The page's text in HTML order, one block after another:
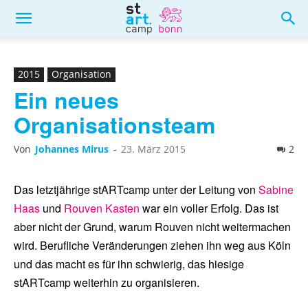
2015 Organisation
Ein neues
Organisationsteam
Von Johannes Mirus - 23. März 2015 2
Das letztjährige stARTcamp unter der Leitung von Sabine
Haas und Rouven Kasten war ein voller Erfolg. Das ist
aber nicht der Grund, warum Rouven nicht weitermachen
wird. Berufliche Veränderungen ziehen ihn weg aus Köln
und das macht es für ihn schwierig, das hiesige
stARTcamp weiterhin zu organisieren.